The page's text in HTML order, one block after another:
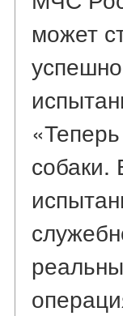
может
собаки.